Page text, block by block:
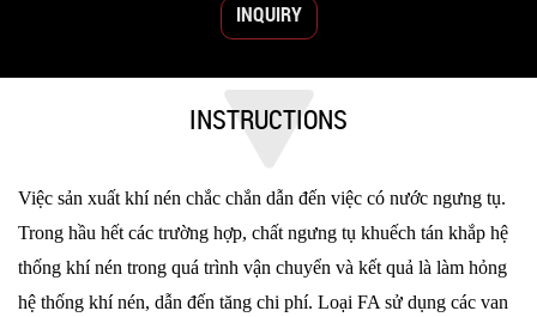
INQUIRY
INSTRUCTIONS
Việc sản xuất khí nén chắc chắn dẫn đến việc có nước ngưng tụ.
Trong hầu hết các trường hợp, chất ngưng tụ khuếch tán khắp hệ
thống khí nén trong quá trình vận chuyển và kết quả là làm hỏng
hệ thống khí nén, dẫn đến tăng chi phí. Loại FA sử dụng các van